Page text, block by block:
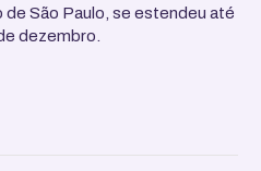
São Paulo, se estendeu até
dezembro.